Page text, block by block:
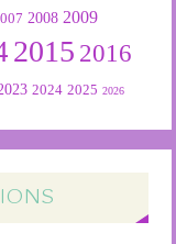
2008 2009
2015 2016
2024 2025 2026